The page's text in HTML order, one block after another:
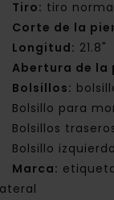
Tiro: tiro
Corte de la
Longitud: 21.8"
Abertura de la
Bolsillos:
Bolsillo para
Bolsillos
Bolsillo
Marca: